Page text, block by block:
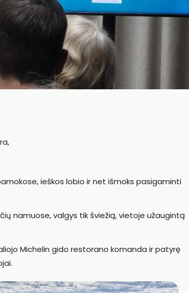
ieškos lobio ir net išmoks pasigaminti
namuose, valgys tik šviežią, vietoje užaugintą
Michelin gido restorano komanda ir patyrę